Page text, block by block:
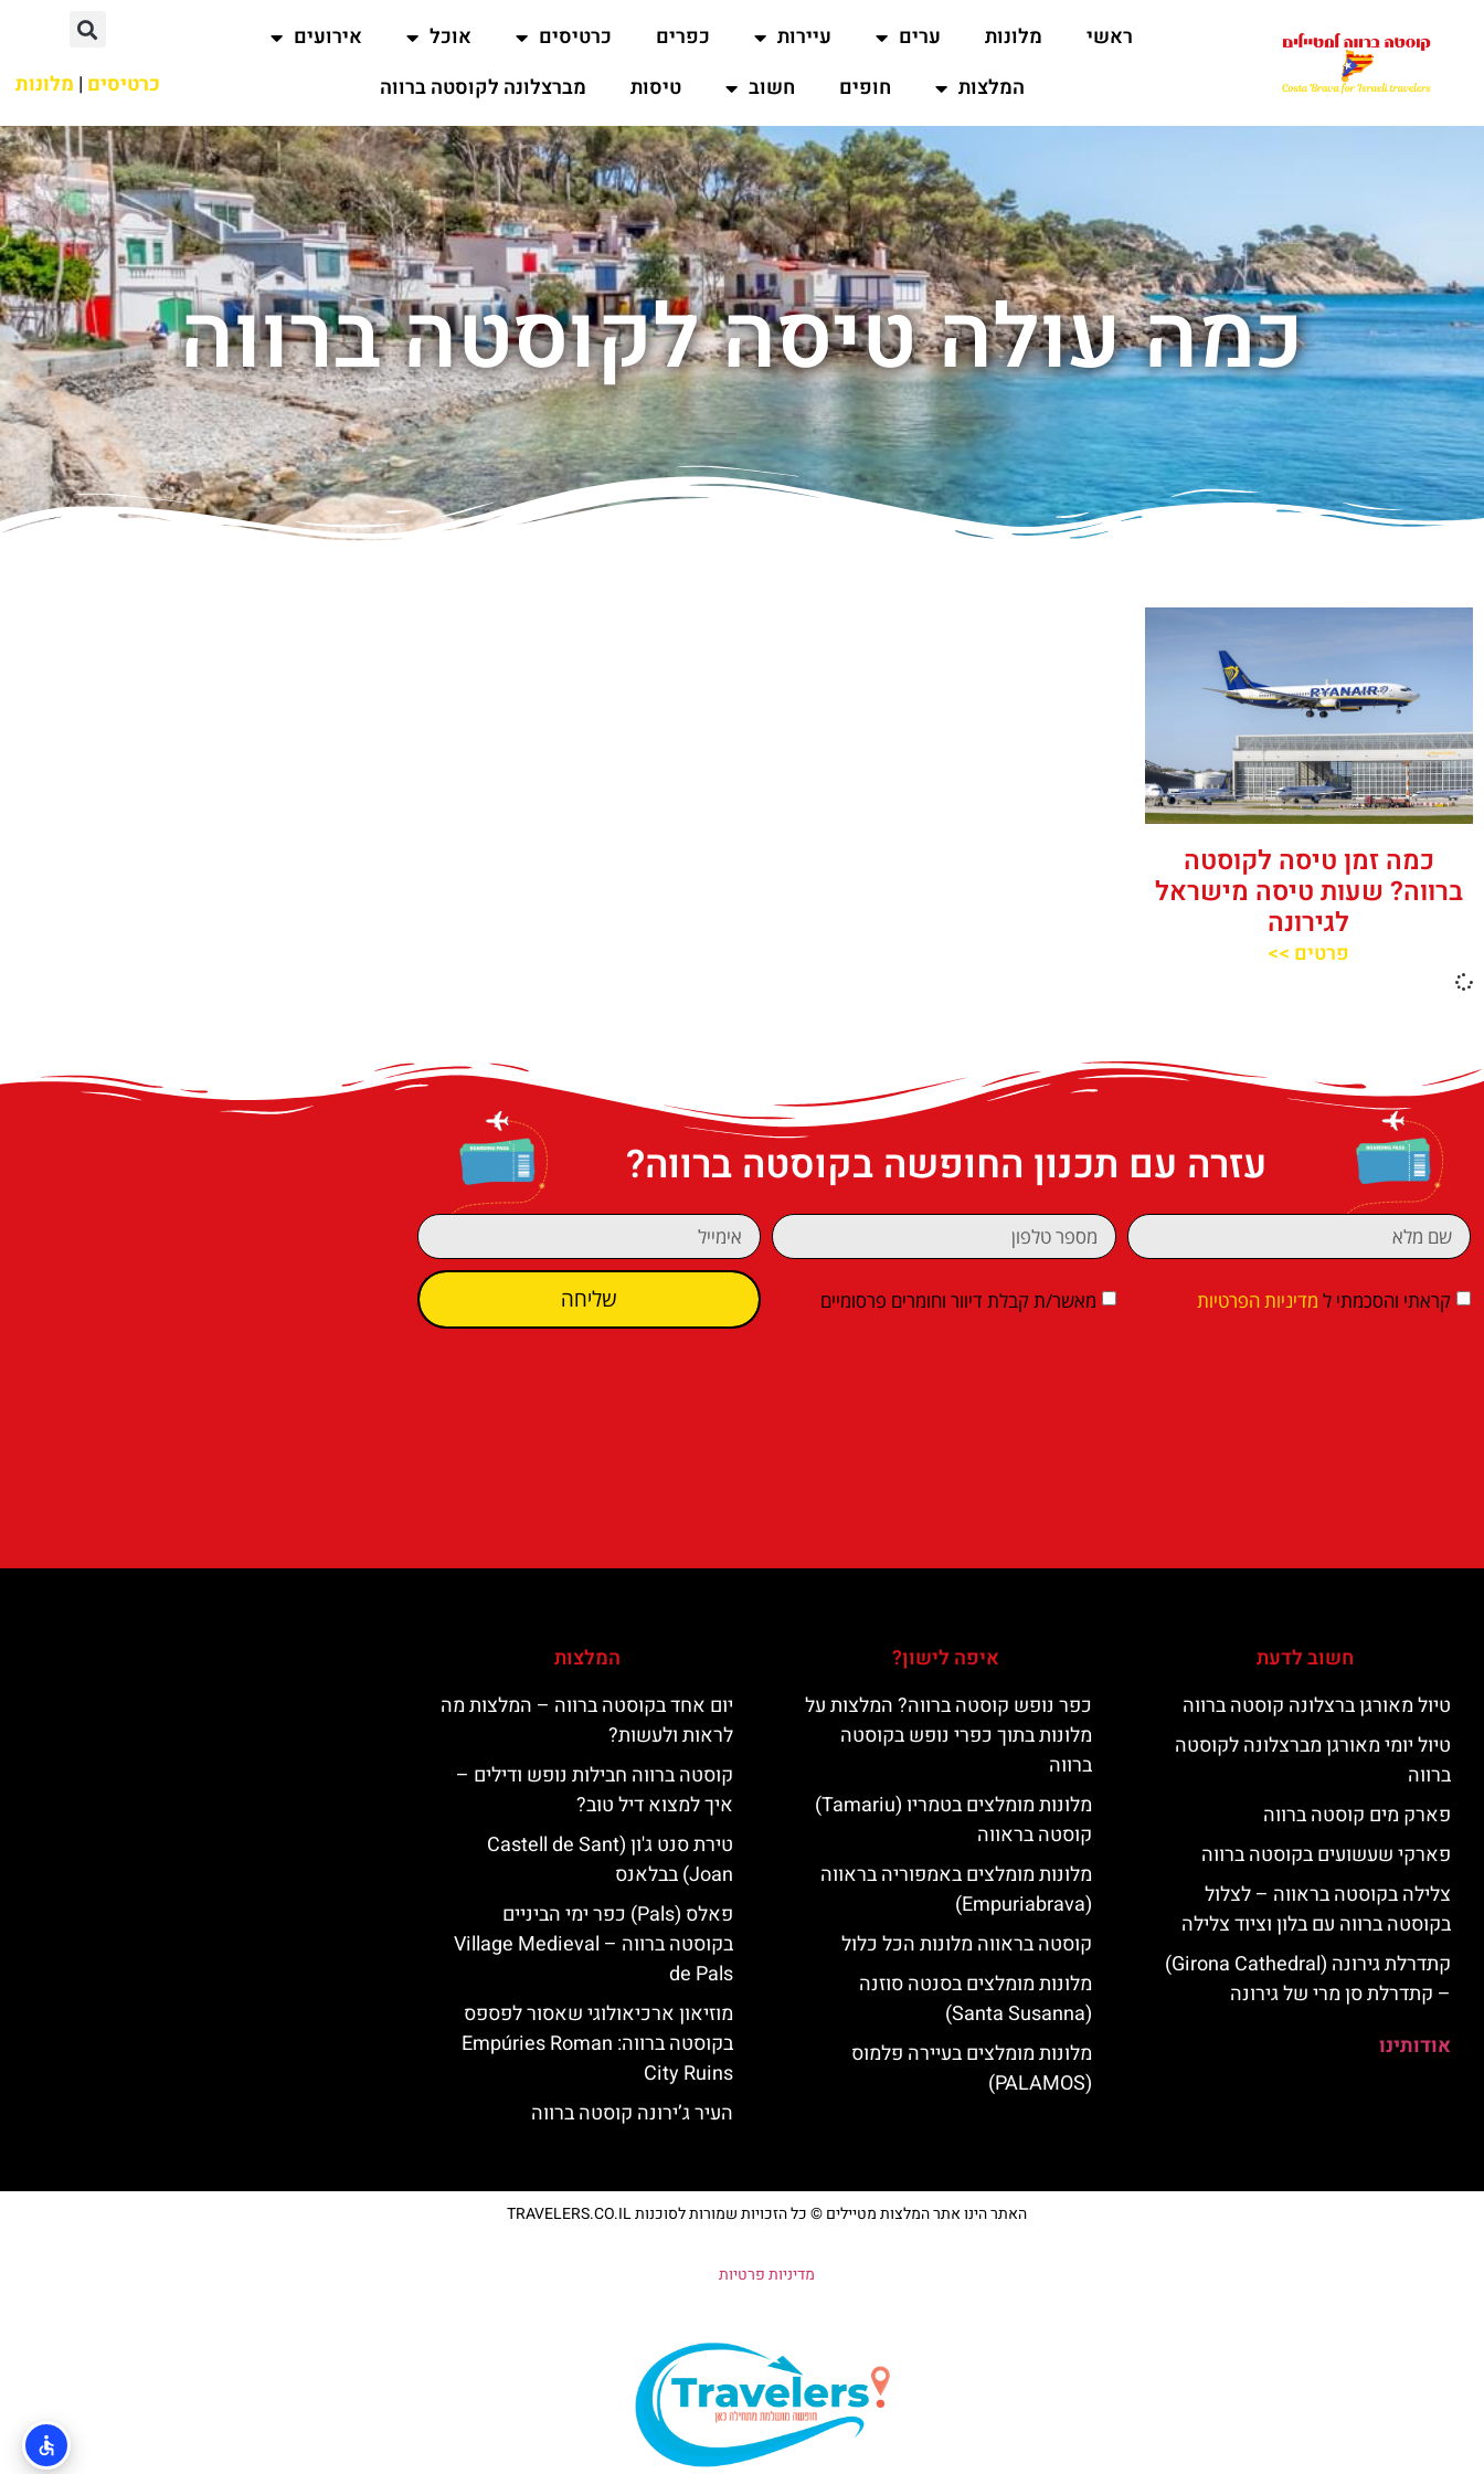
ראשי מלונות ערים עיירות כפרים כרטיסים אוכל
אירועים
המלצות
חופים חשוב טיסות מברצלונה לקוסטה ברווה כרטיסים | מלונות
כמה עולה טיסה לקוסטה ברווה
כמה זמן טיסה לקוסטה
ברווה? שעות טיסה מישראל
לגירונה
פרטים >>
עזרה עם תכנון החופשה בקוסטה ברווה?
קראתי והסכמתי ל מדיניות הפרטיות מאשר/ת קבלת דיוור וחומרים פרסומיים שליחה
חשוב לדעת
טיול מאורגן ברצלונה קוסטה ברווה
טיול יומי מאורגן מברצלונה לקוסטה
ברווה
פארק מים קוסטה ברווה
פארקי שעשועים בקוסטה ברווה
צלילה בקוסטה בראווה – לצלול
בקוסטה ברווה עם בלון וציוד צלילה
קתדרלת גירונה (Girona Cathedral)
– קתדרלת סן מרי של גירונה
אודותינו
איפה לישון?
כפר נופש קוסטה ברווה? המלצות על
מלונות בתוך כפרי נופש בקוסטה
ברווה
מלונות מומלצים בטמריו (Tamariu)
קוסטה בראווה
מלונות מומלצים באמפוריה בראווה
(Empuriabrava)
קוסטה בראווה מלונות הכל כלול
מלונות מומלצים בסנטה סוזנה
(Santa Susanna)
מלונות מומלצים בעיירה פלמוס
(PALAMOS)
המלצות
יום אחד בקוסטה ברווה – המלצות מה
לראות ולעשות?
קוסטה ברווה חבילות נופש ודילים –
איך למצוא דיל טוב?
טירת סנט ג'ון (Castell de Sant
Joan) בבלאנס
פאלס (Pals) כפר ימי הביניים
בקוסטה ברווה – ‪‪Village Medieval
de Pals‬‬
מוזיאון ארכיאולוגי שאסור לפספס
בקוסטה ברווה: Empúries Roman
City Ruins
העיר ג’ירונה קוסטה ברווה
האתר הינו אתר המלצות מטיילים © כל הזכויות שמורות לסוכנות TRAVELERS.CO.IL
מדיניות פרטיות